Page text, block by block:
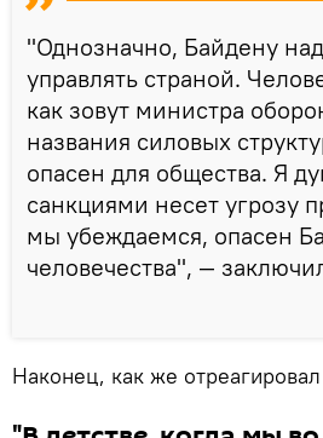
"Однозначно, Байдену
управлять страной.
как зовут министра
названия силовых
опасен для общества. Я
санкциями несет угрозу
мы убеждаемся, опасен
человечества", —
Наконец, как же